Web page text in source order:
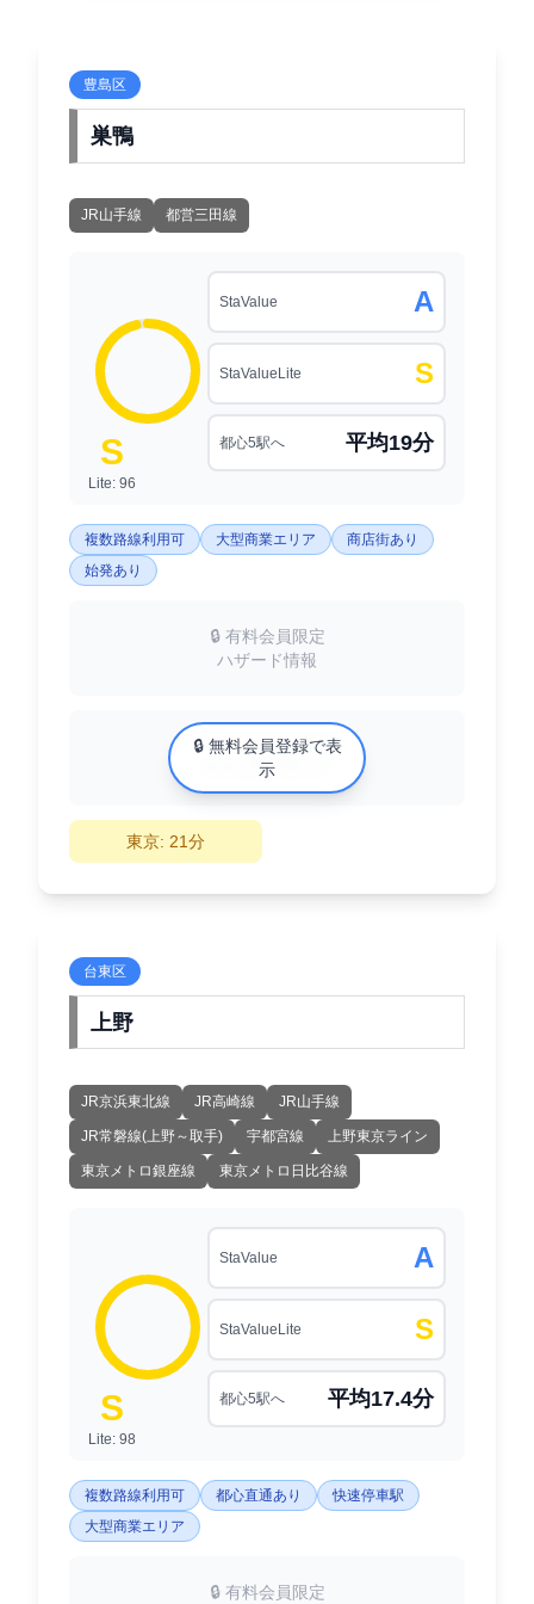
豊島区
巣鴨
JR山手線 都営三田線
S
Lite: 96
StaValue A
StaValueLite S
都心5駅へ 平均19分
複数路線利用可 大型商業エリア
商店街あり
始発あり
🔒 有料会員限定
ハザード情報
中古マンション相場
XX万円/㎡
🔒 無料会員登録で表
示
東京: 21分
台東区
上野
JR京浜東北線 JR高崎線 JR山手線
JR常磐線(上野～取手) 宇都宮線 上野東京ライン
東京メトロ銀座線 東京メトロ日比谷線
S
Lite: 98
StaValue A
StaValueLite S
都心5駅へ 平均17.4分
複数路線利用可 都心直通あり
快速停車駅
大型商業エリア
🔒 有料会員限定